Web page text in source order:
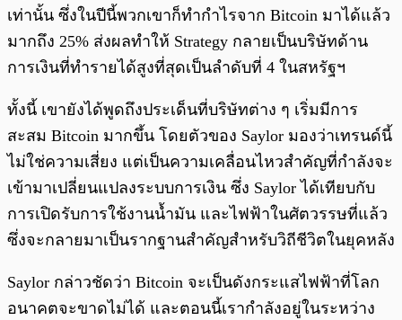
เท่านั้น ซึ่งในปีนี้พวกเขาก็ทำกำไรจาก Bitcoin มาได้แล้ว
มากถึง 25% ส่งผลทำให้ Strategy กลายเป็นบริษัทด้าน
การเงินที่ทำรายได้สูงที่สุดเป็นลำดับที่ 4 ในสหรัฐฯ
ทั้งนี้ เขายังได้พูดถึงประเด็นที่บริษัทต่าง ๆ เริ่มมีการ
สะสม Bitcoin มากขึ้น โดยตัวของ Saylor มองว่าเทรนด์นี้
ไม่ใช่ความเสี่ยง แต่เป็นความเคลื่อนไหวสำคัญที่กำลังจะ
เข้ามาเปลี่ยนแปลงระบบการเงิน ซึ่ง Saylor ได้เทียบกับ
การเปิดรับการใช้งานน้ำมัน และไฟฟ้าในศัตวรรษที่แล้ว
ซึ่งจะกลายมาเป็นรากฐานสำคัญสำหรับวิถีชีวิตในยุคหลัง
Saylor กล่าวชัดว่า Bitcoin จะเป็นดังกระแสไฟฟ้าที่โลก
อนาคตจะขาดไม่ได้ และตอนนี้เรากำลังอยู่ในระหว่าง